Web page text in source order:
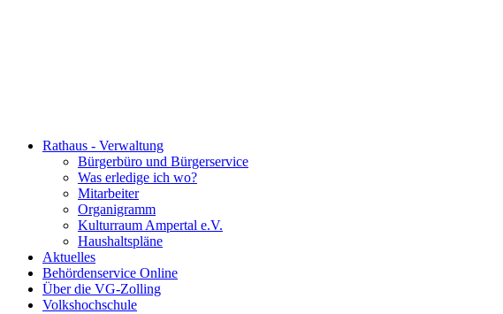
Rathaus - Verwaltung
Bürgerbüro und Bürgerservice
Was erledige ich wo?
Mitarbeiter
Organigramm
Kulturraum Ampertal e.V.
Haushaltspläne
Aktuelles
Behördenservice Online
Über die VG-Zolling
Volkshochschule